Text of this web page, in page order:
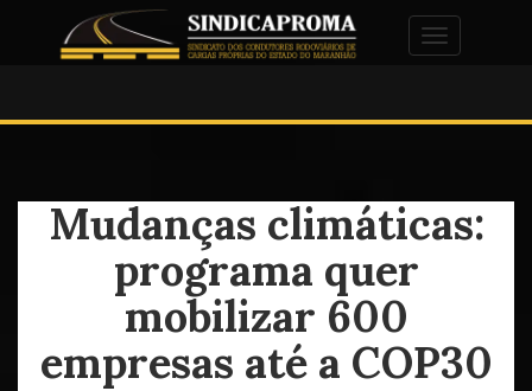
Alternar
Mudanças climáticas:
programa quer
mobilizar 600
empresas até a COP30